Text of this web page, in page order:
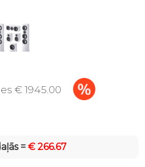
€ 1945.00
=€ 266.67